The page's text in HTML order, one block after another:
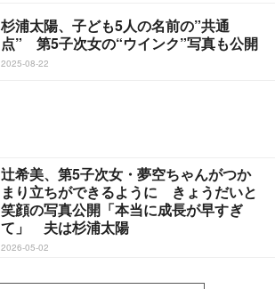
杉浦太陽、子ども5人の名前の”共通
点” 第5子次女の“ウインク”写真も公開
2025-08-22
辻希美、第5子次女・夢空ちゃんがつか
まり立ちができるように きょうだいと
笑顔の写真公開「本当に成長が早すぎ
て」 夫は杉浦太陽
2026-05-02